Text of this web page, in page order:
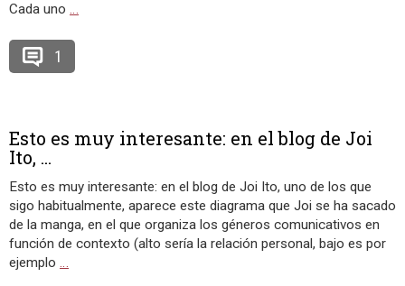
Cada uno …
1
Esto es muy interesante: en el blog de Joi
Ito, ...
Esto es muy interesante: en el blog de Joi Ito, uno de los que
sigo habitualmente, aparece este diagrama que Joi se ha sacado
de la manga, en el que organiza los géneros comunicativos en
función de contexto (alto sería la relación personal, bajo es por
ejemplo …